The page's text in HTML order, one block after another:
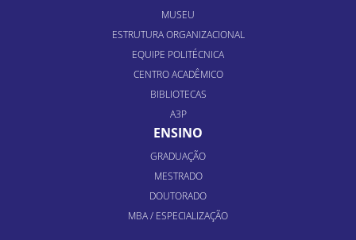
MUSEU
ESTRUTURA ORGANIZACIONAL
EQUIPE POLITÉCNICA
CENTRO ACADÊMICO
BIBLIOTECAS
A3P
ENSINO
GRADUAÇÃO
MESTRADO
DOUTORADO
MBA / ESPECIALIZAÇÃO